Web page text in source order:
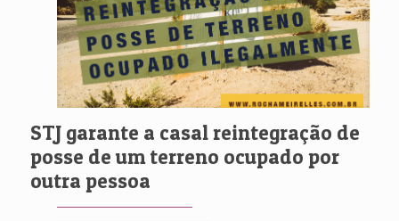
STJ garante a casal reintegração de
posse de um terreno ocupado por
outra pessoa